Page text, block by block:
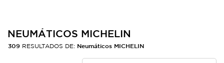
NEUMÁTICOS MICHELIN
309 RESULTADOS DE: Neumáticos MICHELIN